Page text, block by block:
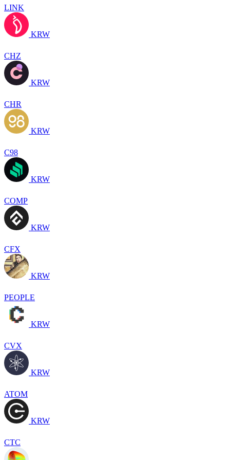
LINK
KRW
CHZ
KRW
CHR
KRW
C98
KRW
COMP
KRW
CFX
KRW
PEOPLE
KRW
CVX
KRW
ATOM
KRW
CTC